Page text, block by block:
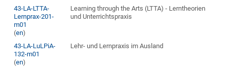
43-LA-LTTA-
Lernprax-201-
m01
(en)
Learning through the Arts (LTTA) - Lerntheorien
und Unterrichtspraxis
43-LA-LuLPiA-
132-m01
(en)
Lehr- und Lernpraxis im Ausland